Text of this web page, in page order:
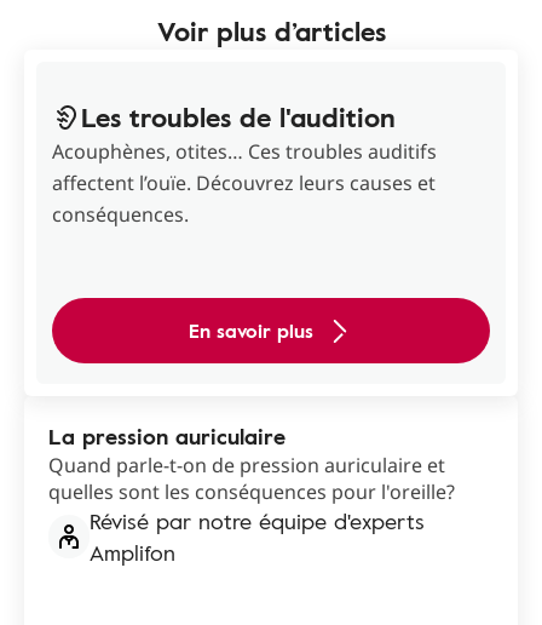
Voir plus d’articles
Les troubles de l'audition
Acouphènes, otites… Ces troubles auditifs
affectent l’ouïe. Découvrez leurs causes et
conséquences.
En savoir plus
La pression auriculaire
Quand parle-t-on de pression auriculaire et
quelles sont les conséquences pour l'oreille?
Révisé par notre équipe d'experts
Amplifon